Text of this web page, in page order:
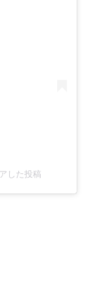
した投稿